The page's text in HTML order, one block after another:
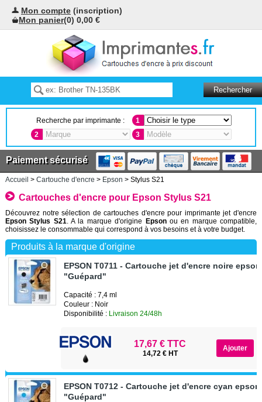
Mon compte (inscription)
Mon panier(0) 0,00 €
Recherche par imprimante :
1
2
3
Paiement sécurisé
Accueil > Cartouche d'encre > Epson > Stylus S21
Cartouches d'encre pour Epson Stylus S21
Découvrez notre sélection de cartouches d'encre pour imprimante jet d'encre
Epson Stylus S21 . A la marque d'origine Epsonou en marque compatible,
choisissez le consommable qui correspond à vos besoins et à votre budget.
Produits à la marque d'origine
EPSON T0711 - Cartouche jet d'encre noire epson
"Guépard"
Capacité : 7,4 ml
Couleur : Noir
Disponibilité : Livraison 24/48h
17,67 € TTC
14,72 € HT
EPSON T0712 - Cartouche jet d'encre cyan epson
"Guépard"